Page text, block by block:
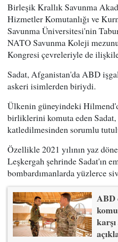
Birleşik Krallık Savunma
Hizmetler Komutanlığı ve
Savunma Üniversitesi'nin
NATO Savunma Koleji
Kongresi çevreleriyle de
Sadat, Afganistan'da ABD
askeri isimlerden biriydi.
Ülkenin güneyindeki
birliklerini komuta eden
katledilmesinden sorumlu
Özellikle 2021 yılının yaz
Leşkergah şehrinde Sadat'ın
bombardımanlarda yüzlerce
ABD